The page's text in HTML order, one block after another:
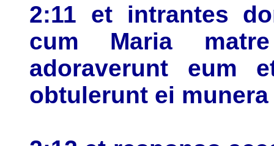
2:11 et intrantes
cum Maria
adoraverunt eum
obtulerunt ei